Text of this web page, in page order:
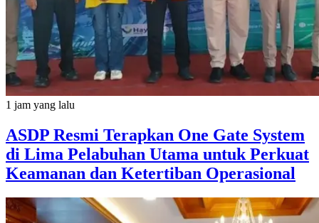
1 jam yang lalu
ASDP Resmi Terapkan One Gate System
di Lima Pelabuhan Utama untuk Perkuat
Keamanan dan Ketertiban Operasional